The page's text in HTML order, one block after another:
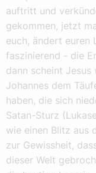
auftritt und
gekommen, jetzt
euch, ändert euren
faszinierend - die
dann scheint Jesus
Johannes dem
haben, die sich
Satan-Sturz
wie einen Blitz aus
zur Gewissheit,
dieser Welt